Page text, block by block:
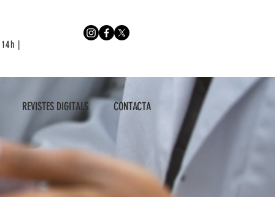
|
CONTACTA
REVISTES DIGITALS CONTACTA